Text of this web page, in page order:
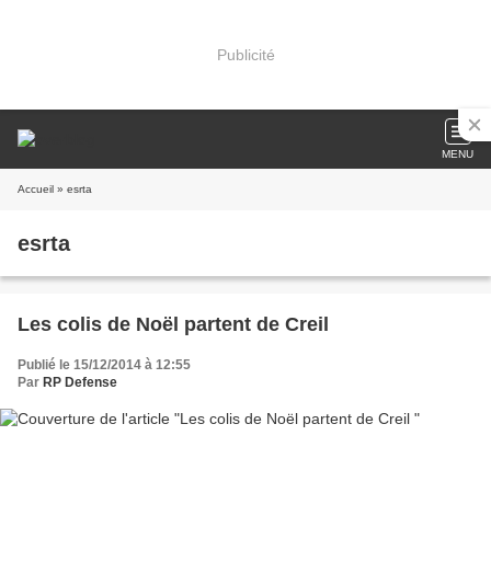
Publicité
MENU
Accueil » esrta
esrta
Les colis de Noël partent de Creil
Publié le 15/12/2014 à 12:55
Par RP Defense